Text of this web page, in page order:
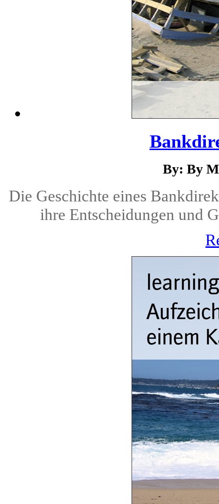
By: By
Die Geschichte eines
ihre Entscheidungen und